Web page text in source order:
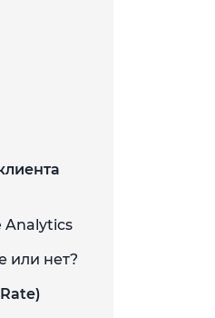
Analytics
или нет?